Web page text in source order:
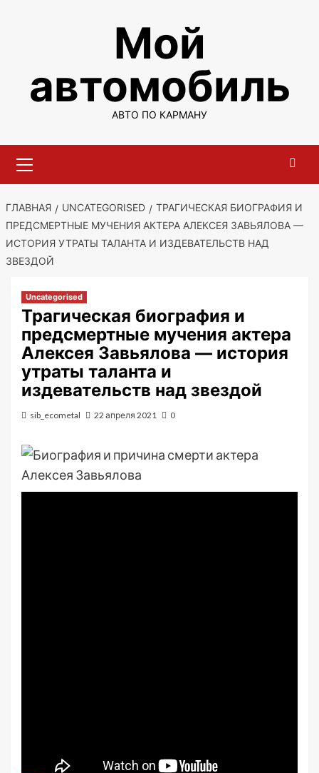
Мой
автомобиль
АВТО ПО КАРМАНУ
меню
ГЛАВНАЯ UNCATEGORISED
ТРАГИЧЕСКАЯ БИОГРАФИЯ И
ПРЕДСМЕРТНЫЕ МУЧЕНИЯ АКТЕРА АЛЕКСЕЯ ЗАВЬЯЛОВА —
ИСТОРИЯ УТРАТЫ ТАЛАНТА И ИЗДЕВАТЕЛЬСТВ НАД
ЗВЕЗДОЙ
Uncategorised
Трагическая биография и
предсмертные мучения актера
Алексея Завьялова — история
утраты таланта и
издевательств над звездой
sib_ecometal 22 апреля 2021 0